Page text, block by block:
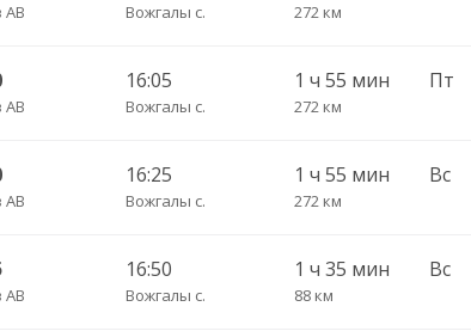
АВ Вожгалы с. 272 км
АВ
16:05
Вожгалы с.
1 ч 55 мин
272 км
Пт
АВ
16:25
Вожгалы с.
1 ч 55 мин
272 км
Вс
АВ
16:50
Вожгалы с.
1 ч 35 мин
88 км
Вс